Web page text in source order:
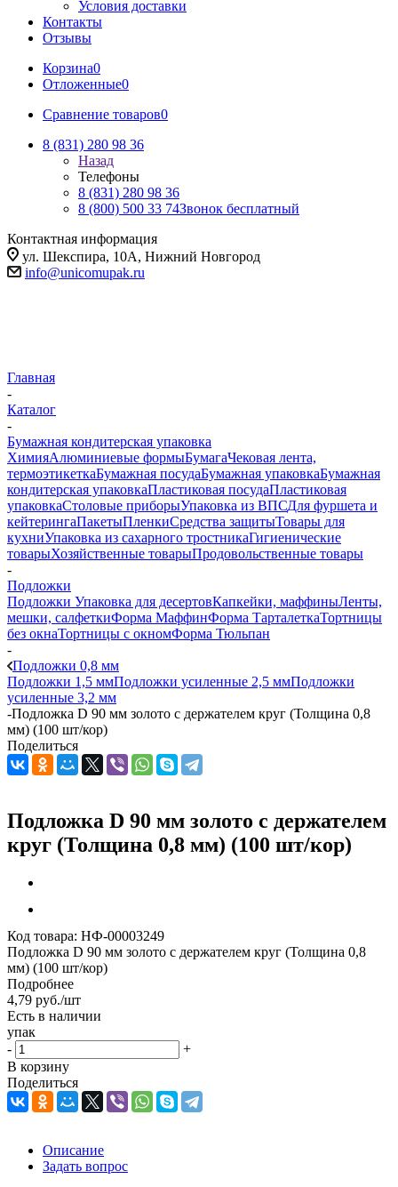
Условия доставки
Контакты
Отзывы
Корзина0
Отложенные0
Сравнение товаров0
8 (831) 280 98 36
Назад
Телефоны
8 (831) 280 98 36
8 (800) 500 33 74Звонок бесплатный
Контактная информация
ул. Шекспира, 10А, Нижний Новгород
info@unicomupak.ru
Главная
-
Каталог
-
Бумажная кондитерская упаковка
ХимияАлюминиевые формыБумагаЧековая лента,
термоэтикеткаБумажная посудаБумажная упаковкаБумажная
кондитерская упаковкаПластиковая посудаПластиковая
упаковкаСтоловые приборыУпаковка из ВПСДля фуршета и
кейтерингаПакетыПленкиСредства защитыТовары для
кухниУпаковка из сахарного тростникаГигиенические
товарыХозяйственные товарыПродовольственные товары
-
Подложки
Подложки Упаковка для десертовКапкейки, маффиныЛенты,
мешки, салфеткиФорма МаффинФорма ТарталеткаТортницы
без окнаТортницы с окномФорма Тюльпан
-
Подложки 0,8 мм
Подложки 1,5 ммПодложки усиленные 2,5 ммПодложки
усиленные 3,2 мм
-Подложка D 90 мм золото с держателем круг (Толщина 0,8
мм) (100 шт/кор)
Поделиться
Подложка D 90 мм золото с держателем
круг (Толщина 0,8 мм) (100 шт/кор)
Код товара: НФ-00003249
Подложка D 90 мм золото с держателем круг (Толщина 0,8
мм) (100 шт/кор)
Подробнее
4,79 руб./шт
Есть в наличии
упак
-
+
В корзину
Поделиться
Описание
Задать вопрос